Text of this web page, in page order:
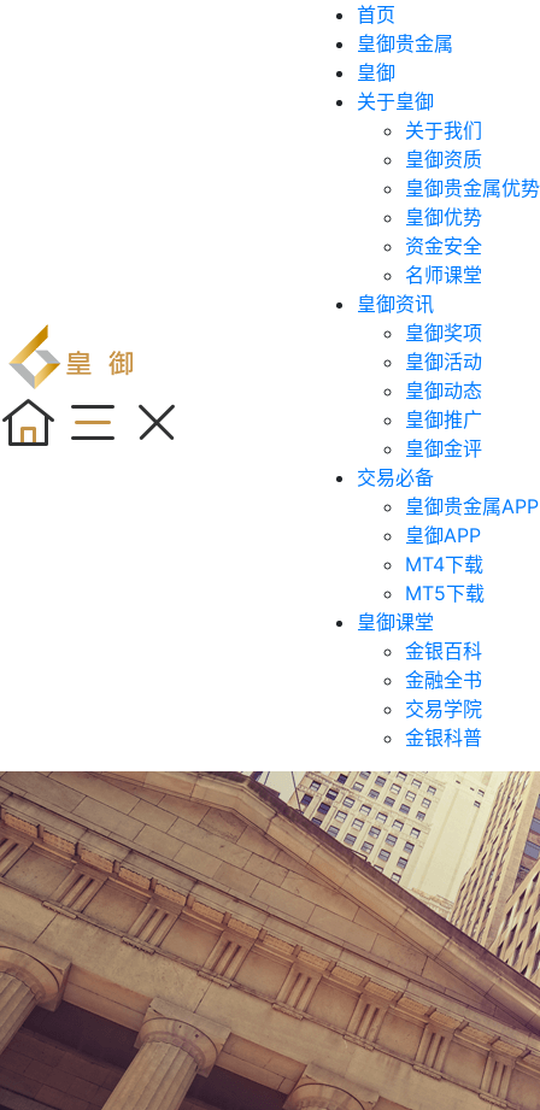
首页
皇御贵金属
皇御
关于皇御
关于我们
皇御资质
皇御贵金属优势
皇御优势
资金安全
名师课堂
皇御资讯
皇御奖项
皇御活动
皇御动态
皇御推广
皇御金评
交易必备
皇御贵金属APP
皇御APP
MT4下载
MT5下载
皇御课堂
金银百科
金融全书
交易学院
金银科普